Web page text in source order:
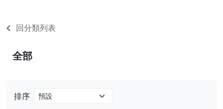
回分類列表
排序
全部